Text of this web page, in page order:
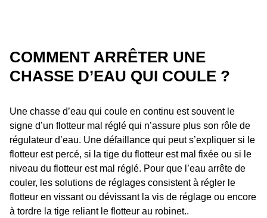
COMMENT ARRÊTER UNE
CHASSE D’EAU QUI COULE ?
Une chasse d’eau qui coule en continu est souvent le
signe d’un flotteur mal réglé qui n’assure plus son rôle de
régulateur d’eau. Une défaillance qui peut s’expliquer si le
flotteur est percé, si la tige du flotteur est mal fixée ou si le
niveau du flotteur est mal réglé. Pour que l’eau arrête de
couler, les solutions de réglages consistent à régler le
flotteur en vissant ou dévissant la vis de réglage ou encore
à tordre la tige reliant le flotteur au robinet..